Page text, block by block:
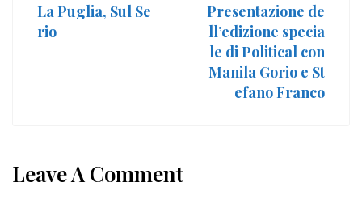
La Puglia, Sul Se
rio
Presentazione de
ll’edizione specia
le di Political con
Manila Gorio e St
efano Franco
Leave A Comment